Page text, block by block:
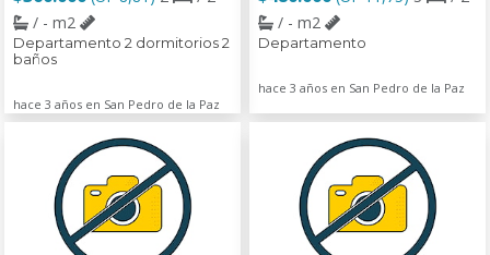
/ - m2
Departamento 2 dormitorios 2
baños
hace 3 años en San Pedro de la Paz
/ - m2
Departamento
hace 3 años en San Pedro de la Paz